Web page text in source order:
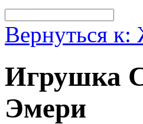
Вернуться к:
Игрушка
Эмери